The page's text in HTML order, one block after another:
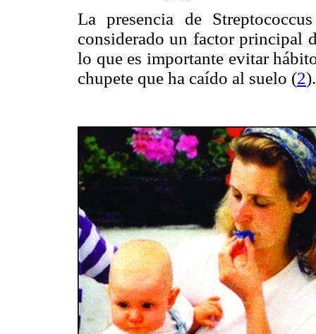
La presencia de
considerado un factor principal
lo que es importante evitar
chupete que ha caído al suelo (2